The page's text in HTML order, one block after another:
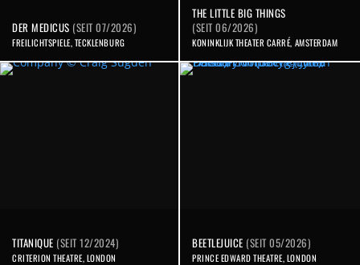
DER MEDICUS (SEIT 07/2026)
FREILICHTSPIELE, TECKLENBURG
THE LITTLE BIG THINGS
(SEIT 06/2026)
KONINKLIJK THEATER CARRÉ, AMSTERDAM
TITANIQUE (SEIT 12/2024)
CRITERION THEATRE, LONDON
BEETLEJUICE (SEIT 05/2026)
PRINCE EDWARD THEATRE, LONDON